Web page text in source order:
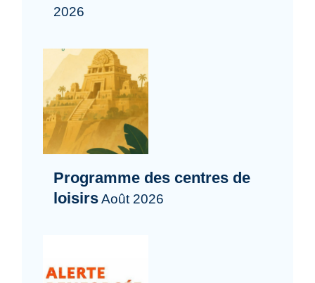
2026
Programme des centres de
loisirsAoût 2026